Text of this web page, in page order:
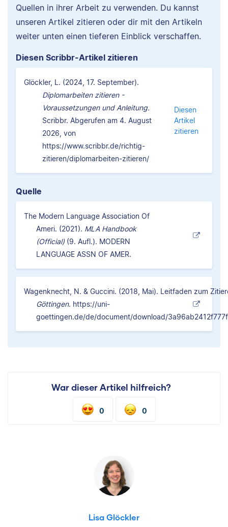
Quellen in ihrer Arbeit zu verwenden. Du kannst
unseren Artikel zitieren oder dir mit den Artikeln
weiter unten einen tieferen Einblick verschaffen.
Diesen Scribbr-Artikel zitieren
Glöckler, L. (2024, 17. September).
Diplomarbeiten zitieren -
Voraussetzungen und Anleitung.
Scribbr. Abgerufen am 4. August
2026, von
https://www.scribbr.de/richtig-
zitieren/diplomarbeiten-zitieren/
Diesen
Artikel
zitieren
Quelle
The Modern Language Association Of
Ameri. (2021). MLA Handbook
(Official) (9. Aufl.). MODERN
LANGUAGE ASSN OF AMER.
Wagenknecht, N. & Guccini. (2018, Mai). Leitfaden zum
Göttingen. https://uni-
goettingen.de/de/document/download/
War dieser Artikel hilfreich?
0 0
Lisa Glöckler